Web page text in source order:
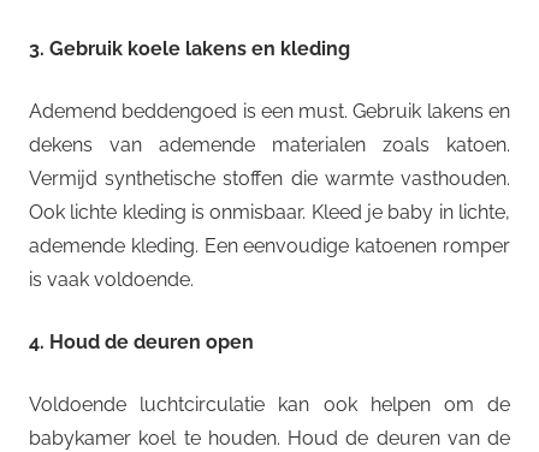
3. Gebruik koele lakens en kleding
Ademend beddengoed is een must. Gebruik lakens en
dekens van ademende materialen zoals katoen.
Vermijd synthetische stoffen die warmte vasthouden.
Ook lichte kleding is onmisbaar. Kleed je baby in lichte,
ademende kleding. Een eenvoudige katoenen romper
is vaak voldoende.
4. Houd de deuren open
Voldoende luchtcirculatie kan ook helpen om de
babykamer koel te houden. Houd de deuren van de